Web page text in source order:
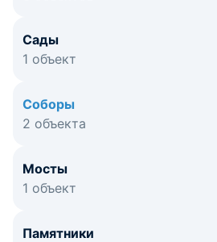
Сады
1 объект
Соборы
2 объекта
Мосты
1 объект
Памятники